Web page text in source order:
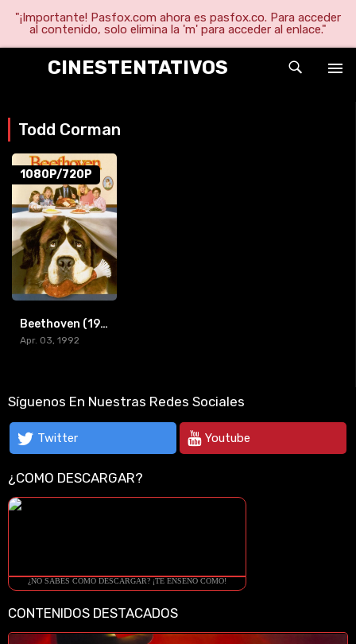
"¡Importante! Pasfox.com ahora es pasfox.co. Para acceder
al contenido, solo elimina la 'm' para acceder al enlace."
CINESTENTATIVOS
Todd Corman
1080P/720P
Beethoven (1992) [BR-RIP] [HD-1080p]
Apr. 03, 1992
Síguenos En Nuestras Redes Sociales
Twitter Youtube
¿COMO DESCARGAR?
¿NO SABES COMO DESCARGAR? ¡TE ENSEÑO COMO!
CONTENIDOS DESTACADOS